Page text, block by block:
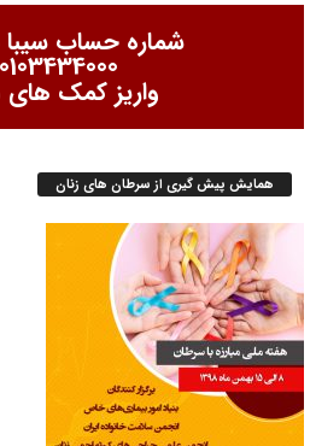
شماره حساب
واریز کمک
همایش پیش گیری از سرطان های زنان